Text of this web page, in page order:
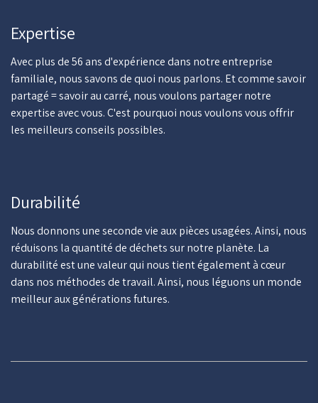
Expertise
Avec plus de 56 ans d'expérience dans notre entreprise
familiale, nous savons de quoi nous parlons. Et comme savoir
partagé = savoir au carré, nous voulons partager notre
expertise avec vous. C'est pourquoi nous voulons vous offrir
les meilleurs conseils possibles.
Durabilité
Nous donnons une seconde vie aux pièces usagées. Ainsi, nous
réduisons la quantité de déchets sur notre planète. La
durabilité est une valeur qui nous tient également à cœur
dans nos méthodes de travail. Ainsi, nous léguons un monde
meilleur aux générations futures.